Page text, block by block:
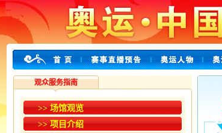
观众服务指南
>> 场馆观览
>> 项目介绍